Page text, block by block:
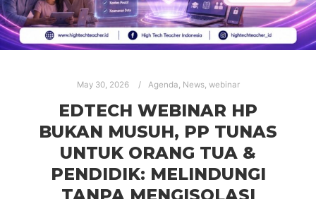
May 30, 2026 Agenda, News, webinar
EDTECH WEBINAR HP
BUKAN MUSUH, PP TUNAS
UNTUK ORANG TUA &
PENDIDIK: MELINDUNGI